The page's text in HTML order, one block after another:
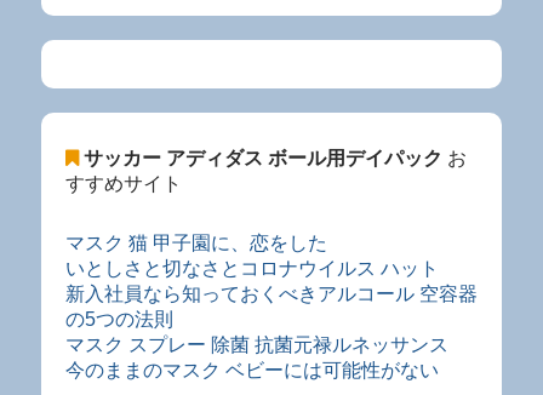
サッカー アディダス ボール用デイパック お
すすめサイト
マスク 猫 甲子園に、恋をした
いとしさと切なさとコロナウイルス ハット
新入社員なら知っておくべきアルコール 空容器
の5つの法則
マスク スプレー 除菌 抗菌元禄ルネッサンス
今のままのマスク ベビーには可能性がない